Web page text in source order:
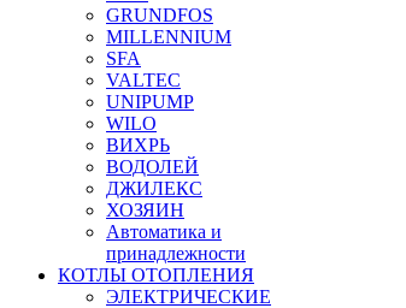
GRUNDFOS
MILLENNIUM
SFA
VALTEC
UNIPUMP
WILO
ВИХРЬ
ВОДОЛЕЙ
ДЖИЛЕКС
ХОЗЯИН
Автоматика и
принадлежности
КОТЛЫ ОТОПЛЕНИЯ
ЭЛЕКТРИЧЕСКИЕ